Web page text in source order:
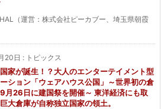
（運営：株式会社ピーカブー、埼玉県朝霞
20日 : トピックス
家が誕生！？大人のエンターテイメント型
ション「ウェアハウス公国」～世界初の倉
月26日に建国祭を開催～ 東洋経済にも取
大倉庫が自称独立国家の領土。